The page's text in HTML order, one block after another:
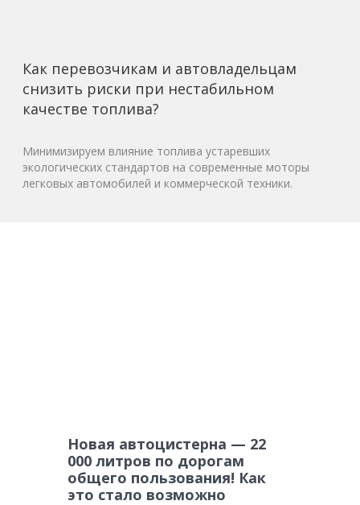
Как перевозчикам и автовладельцам
снизить риски при нестабильном
качестве топлива?
Минимизируем влияние топлива устаревших
экологических стандартов на современные моторы
легковых автомобилей и коммерческой техники.
Новая автоцистерна — 22
000 литров по дорогам
общего пользования! Как
это стало возможно